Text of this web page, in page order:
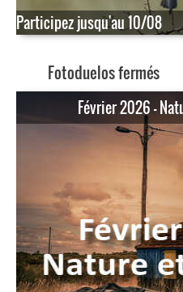
Participez jusqu'au 10/08
Fotoduelos fermés
Février 2026 -